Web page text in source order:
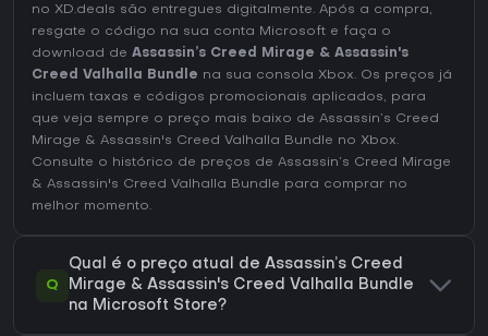
no XD.deals são entregues digitalmente. Após a compra,
resgate o código na sua conta Microsoft e faça o
download de Assassin’s Creed Mirage & Assassin's
Creed Valhalla Bundle na sua consola Xbox. Os preços já
incluem taxas e códigos promocionais aplicados, para
que veja sempre o preço mais baixo de Assassin’s Creed
Mirage & Assassin's Creed Valhalla Bundle no Xbox.
Consulte o histórico de preços de Assassin’s Creed Mirage
& Assassin's Creed Valhalla Bundle para comprar no
melhor momento.
Q
Qual é o preço atual de Assassin’s Creed
Mirage & Assassin's Creed Valhalla Bundle
na Microsoft Store?